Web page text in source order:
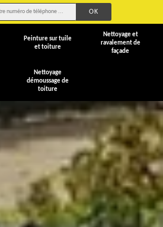
Peinture sur tuile
et toiture
Nettoyage et
ravalement de
façade
Nettoyage
démoussage de
toiture